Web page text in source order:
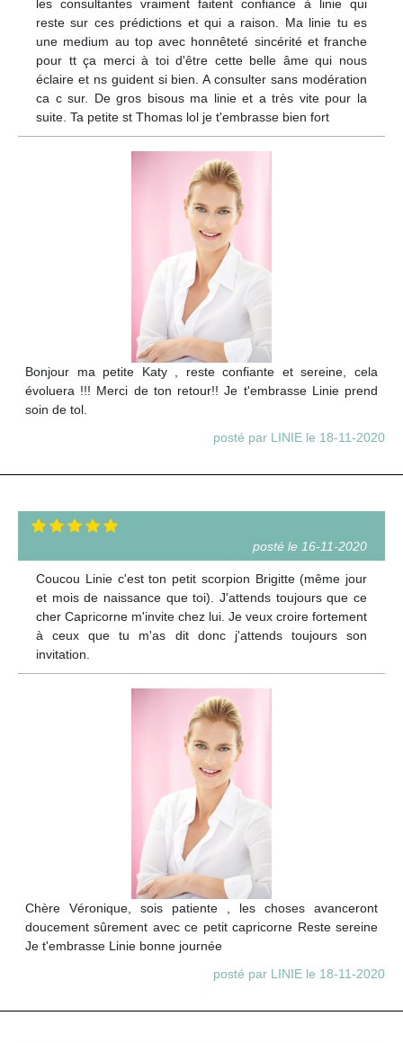
les consultantes vraiment faitent confiance à linie qui
reste sur ces prédictions et qui a raison. Ma linie tu es
une medium au top avec honnêteté sincérité et franche
pour tt ça merci à toi d'être cette belle âme qui nous
éclaire et ns guident si bien. A consulter sans modération
ca c sur. De gros bisous ma linie et a très vite pour la
suite. Ta petite st Thomas lol je t'embrasse bien fort
Bonjour ma petite Katy , reste confiante et sereine, cela
évoluera !!! Merci de ton retour!! Je t'embrasse Linie prend
soin de tol.
posté par LINIE le 18-11-2020
posté le 16-11-2020
Coucou Linie c'est ton petit scorpion Brigitte (même jour
et mois de naissance que toi). J'attends toujours que ce
cher Capricorne m'invite chez lui. Je veux croire fortement
à ceux que tu m'as dit donc j'attends toujours son
invitation.
Chère Véronique, sois patiente , les choses avanceront
doucement sûrement avec ce petit capricorne Reste sereine
Je t'embrasse Linie bonne journée
posté par LINIE le 18-11-2020